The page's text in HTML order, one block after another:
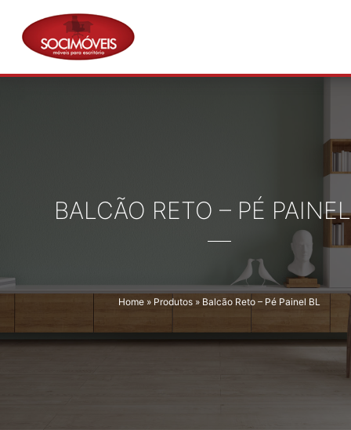
para
BALCÃO RETO – PÉ
Home » Produtos » Balcão Reto – Pé Painel BL